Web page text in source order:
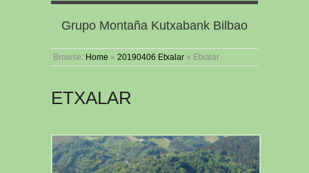
Grupo Montaña Kutxabank Bilbao
Browse: Home » 20190406 Etxalar » Etxalar
ETXALAR